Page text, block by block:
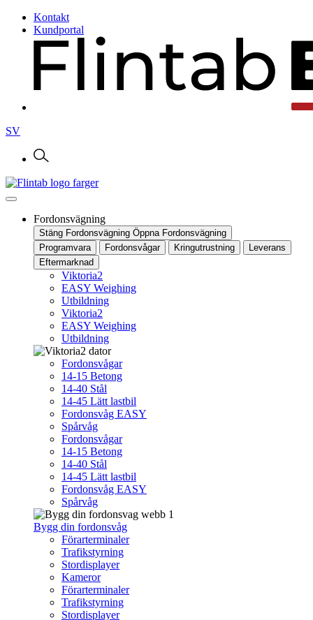
Kontakt
Kundportal
SV
Fordonsvägning
Stäng Fordonsvägning Öppna Fordonsvägning
Programvara
Fordonsvågar Kringutrustning
Leverans
Eftermarknad
Viktoria2
EASY Weighing
Utbildning
Viktoria2
EASY Weighing
Utbildning
Fordonsvågar
14-15 Betong
14-40 Stål
14-45 Lätt lastbil
Fordonsvåg EASY
Spårvåg
Fordonsvågar
14-15 Betong
14-40 Stål
14-45 Lätt lastbil
Fordonsvåg EASY
Spårvåg
Bygg din fordonsvåg
Förarterminaler
Trafikstyrning
Stordisplayer
Kameror
Förarterminaler
Trafikstyrning
Stordisplayer